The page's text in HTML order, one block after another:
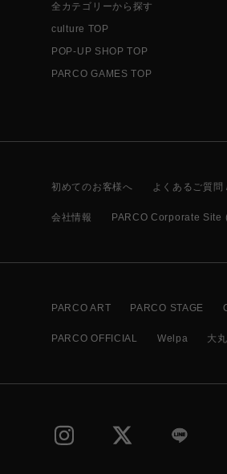
全カテゴリーから探す
culture TOP
POP-UP SHOP TOP
PARCO GAMES TOP
初めてのお客様へ よくあるご質問
会社情報 PARCO Corporate Site
PARCO ART PARCO STAGE
PARCO OFFICIAL Welpa 大